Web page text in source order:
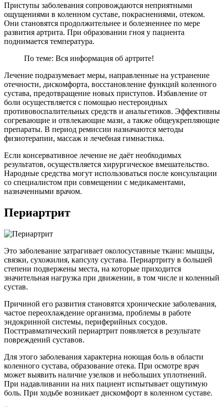
Приступы заболевания сопровождаются неприятными
ощущениями в коленном суставе, покраснениями, отеком.
Они становятся продолжительнее и болезненнее по мере
развития артрита. При образовании гноя у пациента
поднимается температура.
По теме: Вся информация об артрите!
Лечение подразумевает меры, направленные на устранение
отечности, дискомфорта, восстановление функций коленного
сустава, предотвращение новых приступов. Избавление от
боли осуществляется с помощью нестероидных
противовоспалительных средств и анальгетиков. Эффективны
согревающие и отвлекающие мази, а также общеукрепляющие
препараты. В период ремиссии назначаются методы
физиотерапии, массаж и лечебная гимнастика.
Если консервативное лечение не даёт необходимых
результатов, осуществляется хирургическое вмешательство.
Народные средства могут использоваться после консультации
со специалистом при совмещении с медикаментами,
назначенными врачом.
Периартрит
Это заболевание затрагивает околосуставные ткани: мышцы,
связки, сухожилия, капсулу сустава. Периартриту в большей
степени подвержены места, на которые приходится
значительная нагрузка при движении, в том числе и коленный
сустав.
Причиной его развития становятся хронические заболевания,
частое переохлаждение организма, проблемы в работе
эндокринной системы, периферийных сосудов.
Посттравматический периартрит появляется в результате
повреждений суставов.
Для этого заболевания характерна ноющая боль в области
коленного сустава, образование отека. При осмотре врач
может выявить наличие узелков и небольших уплотнений.
При надавливании на них пациент испытывает ощутимую
боль. При ходьбе возникает дискомфорт в коленном суставе.